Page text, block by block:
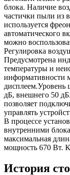
блока. Наличие
частички пыли из
используется
автоматического
можно
Регулировка
Предусмотрена
температуры и
информативности
дисплеем.Уровень
дБ, внешнего 50
позволяет
управлять
В процессе
внутренними
максимальная
мощность 670 Вт.
История